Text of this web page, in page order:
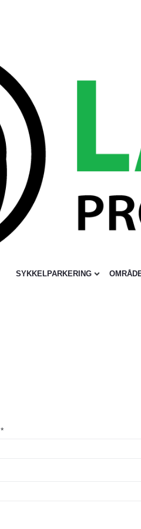
SYKKELPARKERING
*Påkrevd